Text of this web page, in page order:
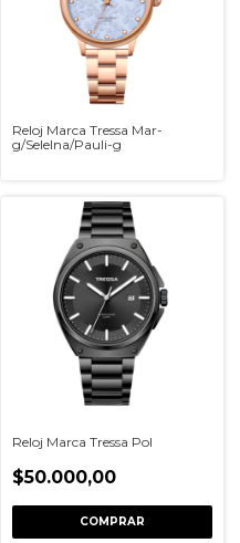
Reloj Marca Tressa Mar-
g/Selelna/Pauli-g
Reloj Marca Tressa Pol
$50.000,00
COMPRAR